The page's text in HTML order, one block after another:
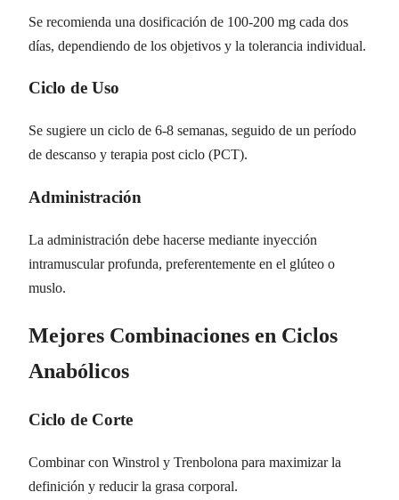
Se recomienda una dosificación de 100-200 mg cada dos
días, dependiendo de los objetivos y la tolerancia individual.
Ciclo de Uso
Se sugiere un ciclo de 6-8 semanas, seguido de un período
de descanso y terapia post ciclo (PCT).
Administración
La administración debe hacerse mediante inyección
intramuscular profunda, preferentemente en el glúteo o
muslo.
Mejores Combinaciones en Ciclos
Anabólicos
Ciclo de Corte
Combinar con Winstrol y Trenbolona para maximizar la
definición y reducir la grasa corporal.